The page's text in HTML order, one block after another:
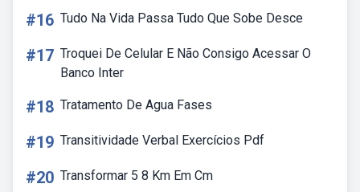
#16 Tudo Na Vida Passa Tudo Que Sobe Desce
#17 Troquei De Celular E Não Consigo Acessar O
Banco Inter
#18 Tratamento De Agua Fases
#19 Transitividade Verbal Exercícios Pdf
#20 Transformar 5 8 Km Em Cm